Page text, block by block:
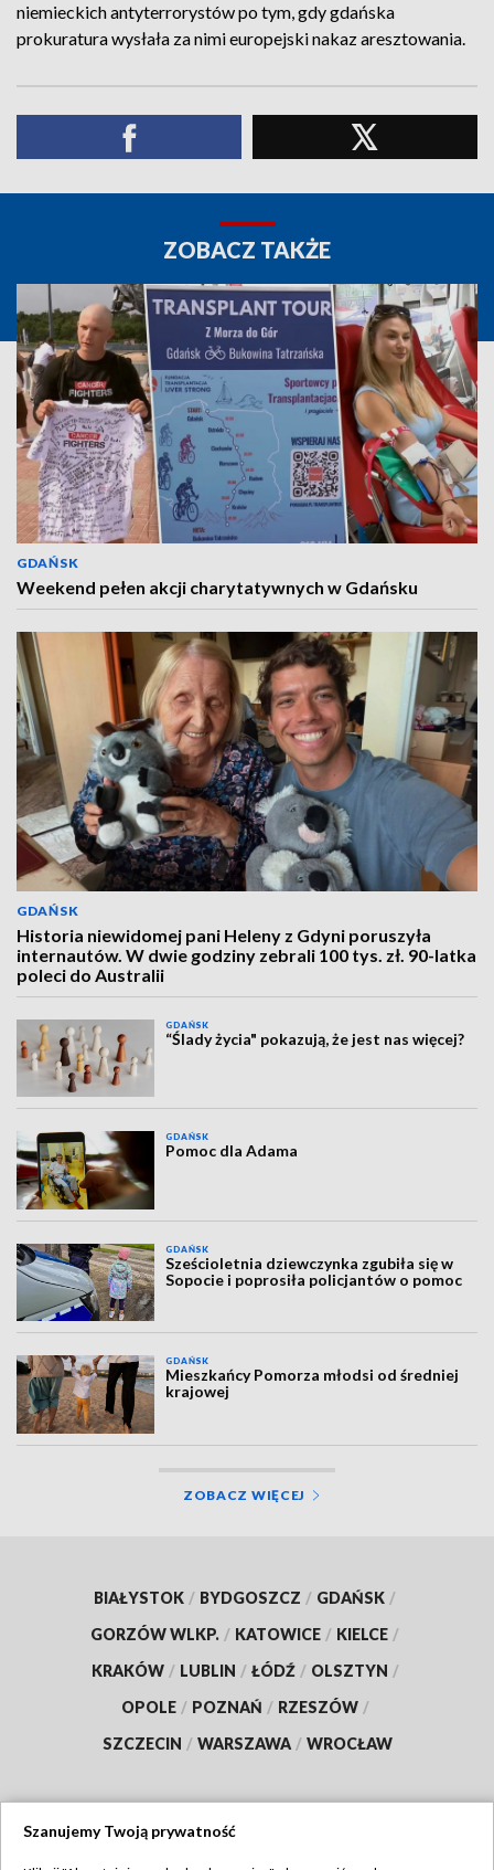
niemieckich antyterrorystów po tym, gdy gdańska
prokuratura wysłała za nimi europejski nakaz aresztowania.
ZOBACZ TAKŻE
GDAŃSK
Weekend pełen akcji charytatywnych w Gdańsku
GDAŃSK
Historia niewidomej pani Heleny z Gdyni poruszyła
internautów. W dwie godziny zebrali 100 tys. zł. 90-latka
poleci do Australii
GDAŃSK
“Ślady życia" pokazują, że jest nas więcej?
GDAŃSK
Pomoc dla Adama
GDAŃSK
Sześcioletnia dziewczynka zgubiła się w
Sopocie i poprosiła policjantów o pomoc
GDAŃSK
Mieszkańcy Pomorza młodsi od średniej
krajowej
ZOBACZ WIĘCEJ
BIAŁYSTOK / BYDGOSZCZ / GDAŃSK /
GORZÓW WLKP. / KATOWICE / KIELCE /
KRAKÓW / LUBLIN / ŁÓDŹ / OLSZTYN /
OPOLE / POZNAŃ / RZESZÓW /
SZCZECIN / WARSZAWA / WROCŁAW
Szanujemy Twoją prywatność